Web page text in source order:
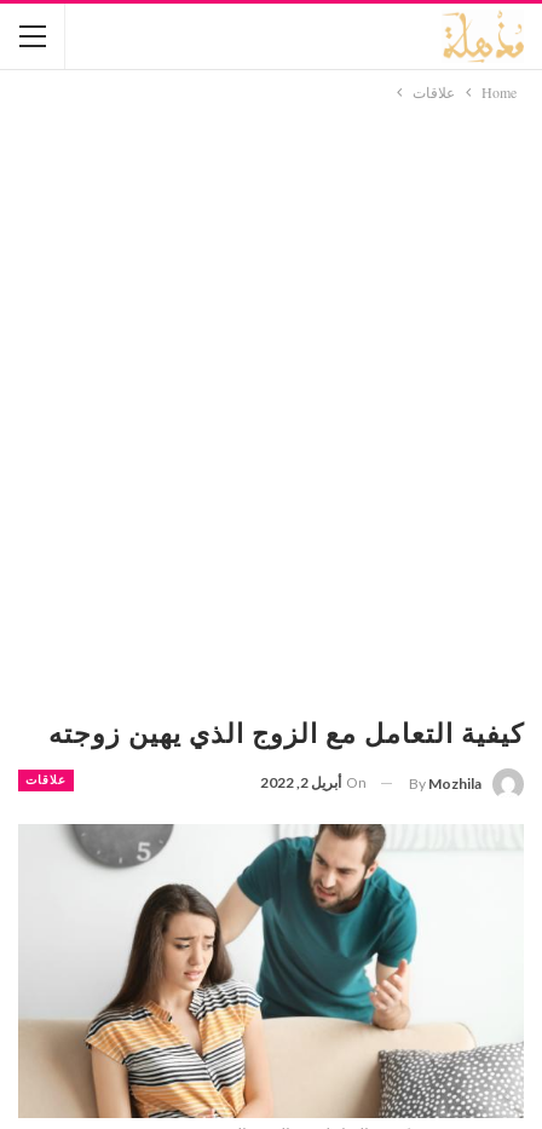
Home علاقات
كيفية التعامل مع الزوج الذي يهين زوجته
علاقات By Mozhila
On أبريل 2, 2022